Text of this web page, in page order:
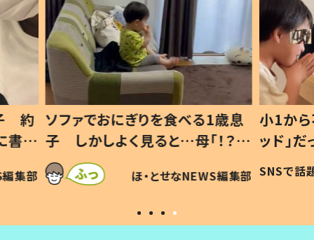
歳息
？」
編集部
小1から不登校、息子は「ギフテ
ッド」だった 父が“ウチ給食”を
作り続ける理由とは #令和の親
#令和の子
SNSで話題 ほ・とせなNEWS編集部
ひ孫
が、抱
「涙
い」